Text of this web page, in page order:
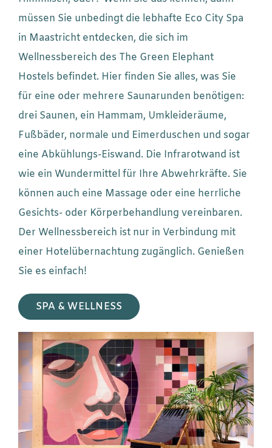
müssen Sie unbedingt die lebhafte Eco City Spa
in Maastricht entdecken, die sich im
Wellnessbereich des The Green Elephant
Hostels befindet. Hier finden Sie alles, was Sie
für eine oder mehrere Saunarunden benötigen:
drei Saunen, ein Hammam, Umkleideräume,
Fußbäder, normale und Eimerduschen und sogar
eine Abkühlungs-Eiswand. Die Infrarotwand ist
wie ein Wundermittel für Ihre Abwehrkräfte. Sie
können auch eine Massage oder eine herrliche
Gesichts- oder Körperbehandlung vereinbaren.
Der Wellnessbereich ist nur in Verbindung mit
einer Hotelübernachtung zugänglich. Genießen
Sie es einfach!
SPA & WELLNESS